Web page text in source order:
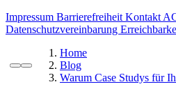
Impressum Barrierefreiheit Kontakt
Datenschutzvereinbarung
Home
Blog
Warum Case Studys für